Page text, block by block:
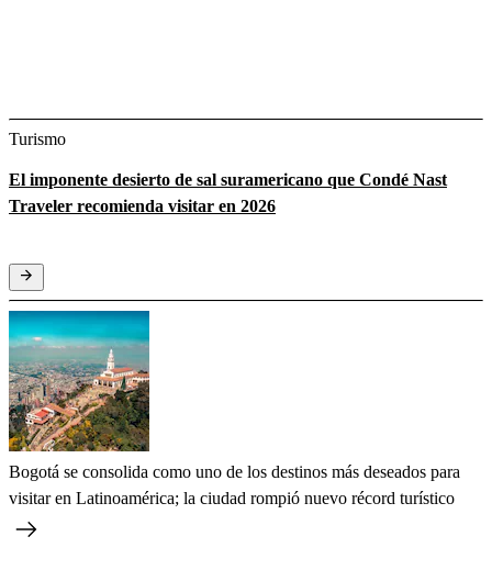
Turismo
El imponente desierto de sal suramericano que Condé Nast
Traveler recomienda visitar en 2026
Bogotá se consolida como uno de los destinos más deseados para
visitar en Latinoamérica; la ciudad rompió nuevo récord turístico